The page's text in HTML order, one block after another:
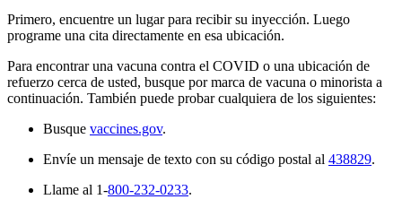
Primero, encuentre un lugar para recibir su inyección. Luego
programe una cita directamente en esa ubicación.
Para encontrar una vacuna contra el COVID o una ubicación de
refuerzo cerca de usted, busque por marca de vacuna o minorista a
continuación. También puede probar cualquiera de los siguientes:
Busque vaccines.gov.
Envíe un mensaje de texto con su código postal al 438829.
Llame al 1-800-232-0233.